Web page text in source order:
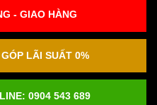
- GIAO HÀNG
LÃI SUẤT 0%
0904 543 689